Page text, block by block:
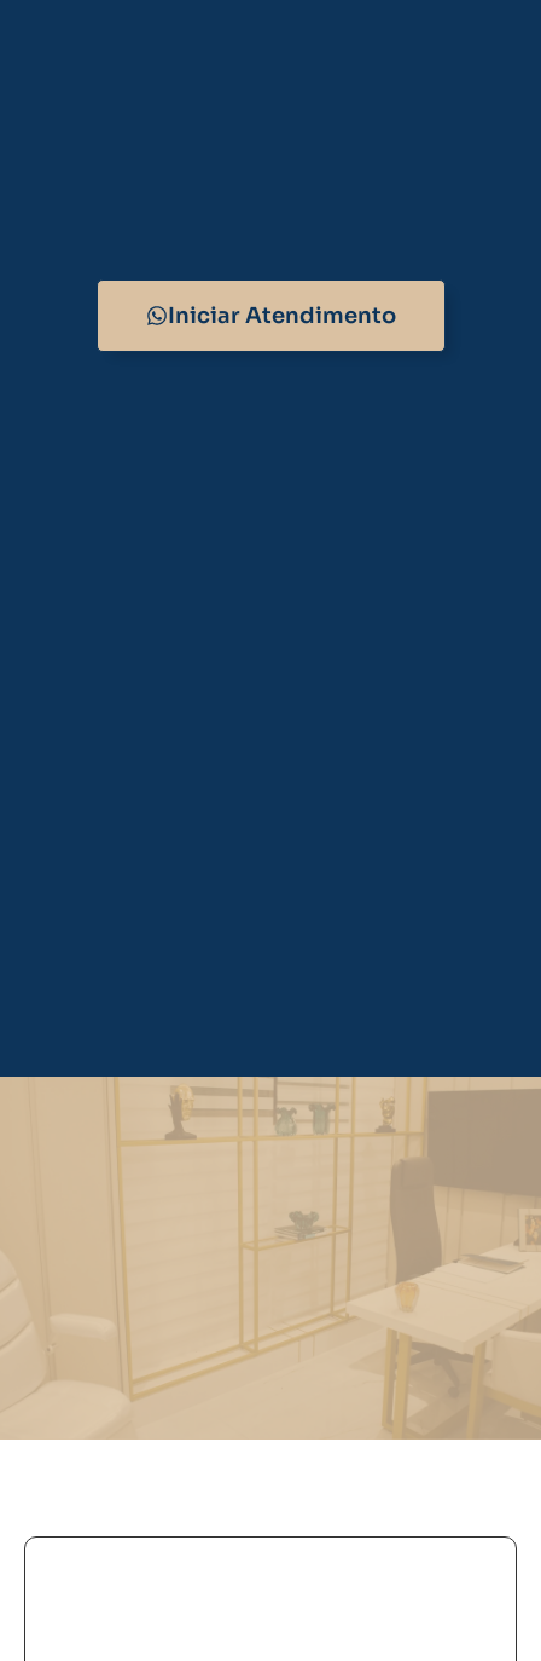
Iniciar Atendimento